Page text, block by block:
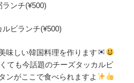
ンチ(¥500)
ビランチ(¥500)
味しい韓国料理を作ります
ても今話題のチーズタッカルビ
ンがここで食べられますよ